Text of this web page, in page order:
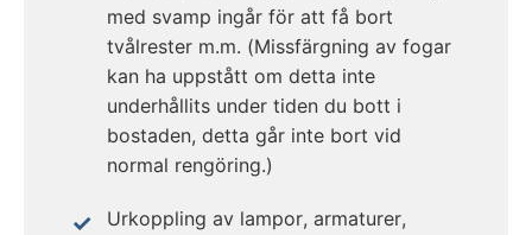
med svamp ingår för att få bort
tvålrester m.m. (Missfärgning av fogar
kan ha uppstått om detta inte
underhållits under tiden du bott i
bostaden, detta går inte bort vid
normal rengöring.)
Urkoppling av lampor, armaturer,